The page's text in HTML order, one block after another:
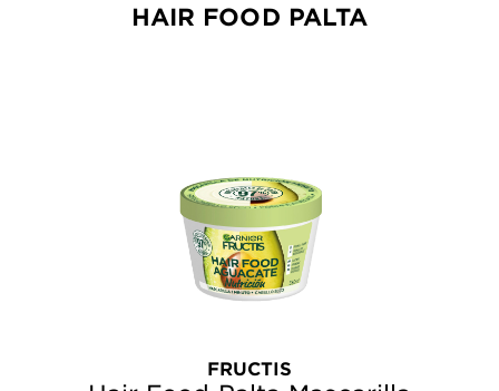
HAIR FOOD PALTA
FRUCTIS